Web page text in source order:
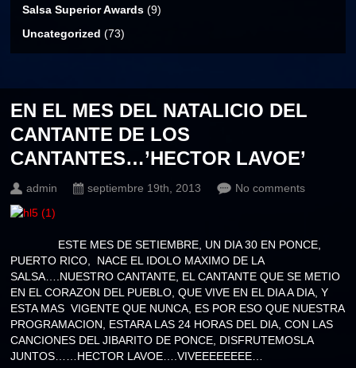
Salsa Superior Awards (9)
Uncategorized (73)
EN EL MES DEL NATALICIO DEL
CANTANTE DE LOS
CANTANTES…’HECTOR LAVOE’
admin septiembre 19th, 2013 No comments
ESTE MES DE SETIEMBRE, UN DIA 30 EN PONCE,
PUERTO RICO, NACE EL IDOLO MAXIMO DE LA
SALSA….NUESTRO CANTANTE, EL CANTANTE QUE SE METIO
EN EL CORAZON DEL PUEBLO, QUE VIVE EN EL DIA A DIA, Y
ESTA MAS VIGENTE QUE NUNCA, ES POR ESO QUE NUESTRA
PROGRAMACION, ESTARA LAS 24 HORAS DEL DIA, CON LAS
CANCIONES DEL JIBARITO DE PONCE, DISFRUTEMOSLA
JUNTOS……HECTOR LAVOE….VIVEEEEEEEE…